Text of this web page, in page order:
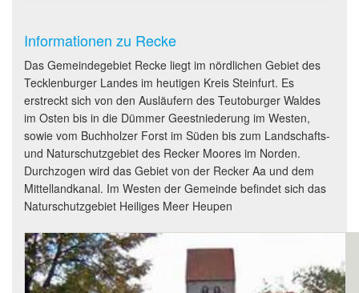
Informationen zu Recke
Das Gemeindegebiet Recke liegt im nördlichen Gebiet des
Tecklenburger Landes im heutigen Kreis Steinfurt. Es
erstreckt sich von den Ausläufern des Teutoburger Waldes
im Osten bis in die Dümmer Geestniederung im Westen,
sowie vom Buchholzer Forst im Süden bis zum Landschafts-
und Naturschutzgebiet des Recker Moores im Norden.
Durchzogen wird das Gebiet von der Recker Aa und dem
Mittellandkanal. Im Westen der Gemeinde befindet sich das
Naturschutzgebiet Heiliges Meer Heupen